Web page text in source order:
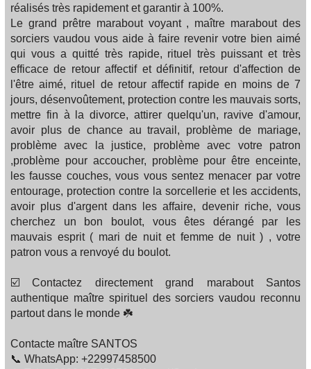
réalisés très rapidement et garantir à 100%.
Le grand prêtre marabout voyant , maître marabout des
sorciers vaudou vous aide à faire revenir votre bien aimé
qui vous a quitté très rapide, rituel très puissant et très
efficace de retour affectif et définitif, retour d'affection de
l'être aimé, rituel de retour affectif rapide en moins de 7
jours, désenvoûtement, protection contre les mauvais sorts,
mettre fin à la divorce, attirer quelqu'un, ravive d'amour,
avoir plus de chance au travail, problème de mariage,
problème avec la justice, problème avec votre patron
,problème pour accoucher, problème pour être enceinte,
les fausse couches, vous vous sentez menacer par votre
entourage, protection contre la sorcellerie et les accidents,
avoir plus d'argent dans les affaire, devenir riche, vous
cherchez un bon boulot, vous êtes dérangé par les
mauvais esprit ( mari de nuit et femme de nuit ) , votre
patron vous a renvoyé du boulot.
☑️ Contactez directement grand marabout Santos
authentique maître spirituel des sorciers vaudou reconnu
partout dans le monde ☘️
Contacte maître SANTOS
📞 WhatsApp: +22997458500